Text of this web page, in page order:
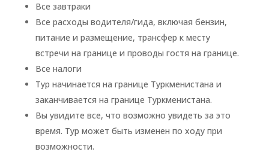
Все завтраки
Все расходы водителя/гида, включая бензин,
питание и размещение, трансфер к месту
встречи на границе и проводы гостя на границе.
Все налоги
Тур начинается на границе Туркменистана и
заканчивается на границе Туркменистана.
Вы увидите все, что возможно увидеть за это
время. Тур может быть изменен по ходу при
возможности.